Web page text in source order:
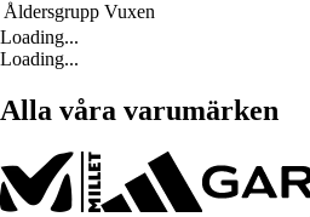
Åldersgrupp Vuxen
Loading...
Loading...
Alla våra varumärken